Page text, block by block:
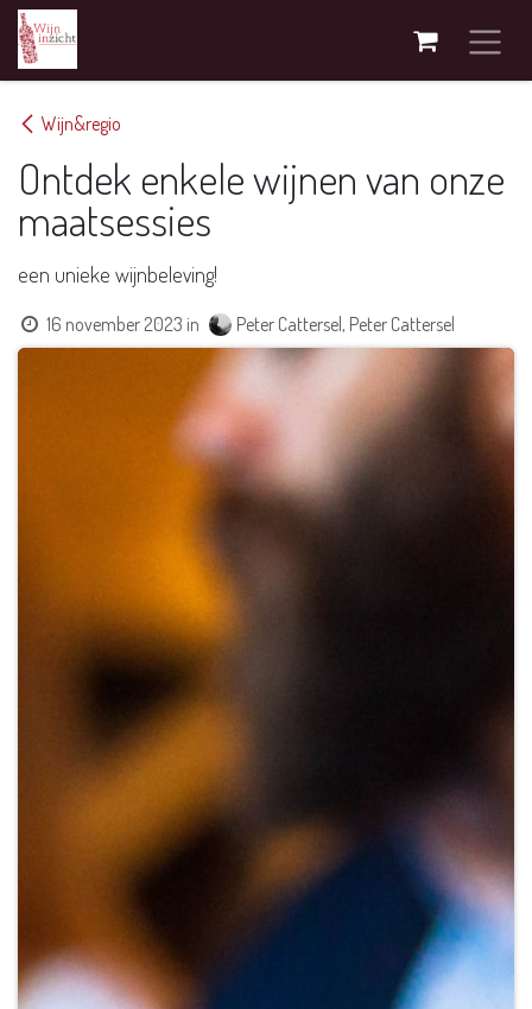
Overslaan naar inhoud
Wijn&regio
Ontdek enkele wijnen van onze
maatsessies
een unieke wijnbeleving!
16 november 2023 in Peter Cattersel, Peter Cattersel